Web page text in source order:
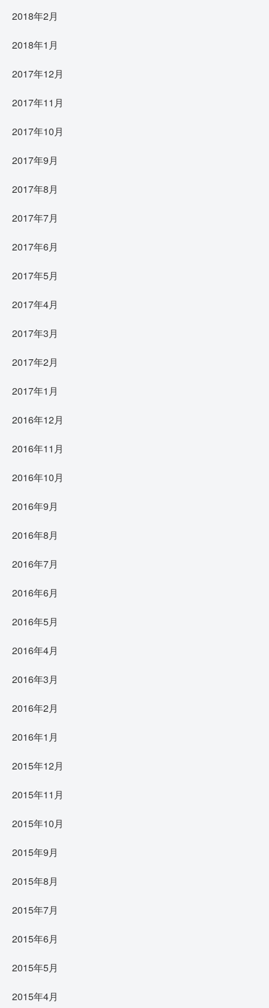
2018年2月
2018年1月
2017年12月
2017年11月
2017年10月
2017年9月
2017年8月
2017年7月
2017年6月
2017年5月
2017年4月
2017年3月
2017年2月
2017年1月
2016年12月
2016年11月
2016年10月
2016年9月
2016年8月
2016年7月
2016年6月
2016年5月
2016年4月
2016年3月
2016年2月
2016年1月
2015年12月
2015年11月
2015年10月
2015年9月
2015年8月
2015年7月
2015年6月
2015年5月
2015年4月